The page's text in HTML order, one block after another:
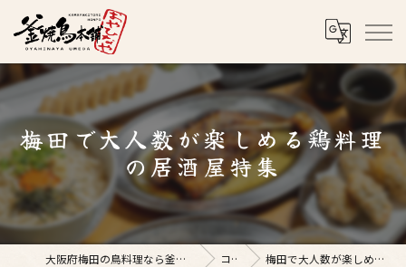
梅田で大人数が楽しめる鶏料理
の居酒屋特集
大阪府梅田の鳥料理なら釜焼鳥本舗おやひなや 梅田店 コラム 梅田で大人数が楽しめる鶏料理の居酒屋特集